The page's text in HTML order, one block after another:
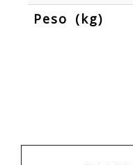
Peso (kg)